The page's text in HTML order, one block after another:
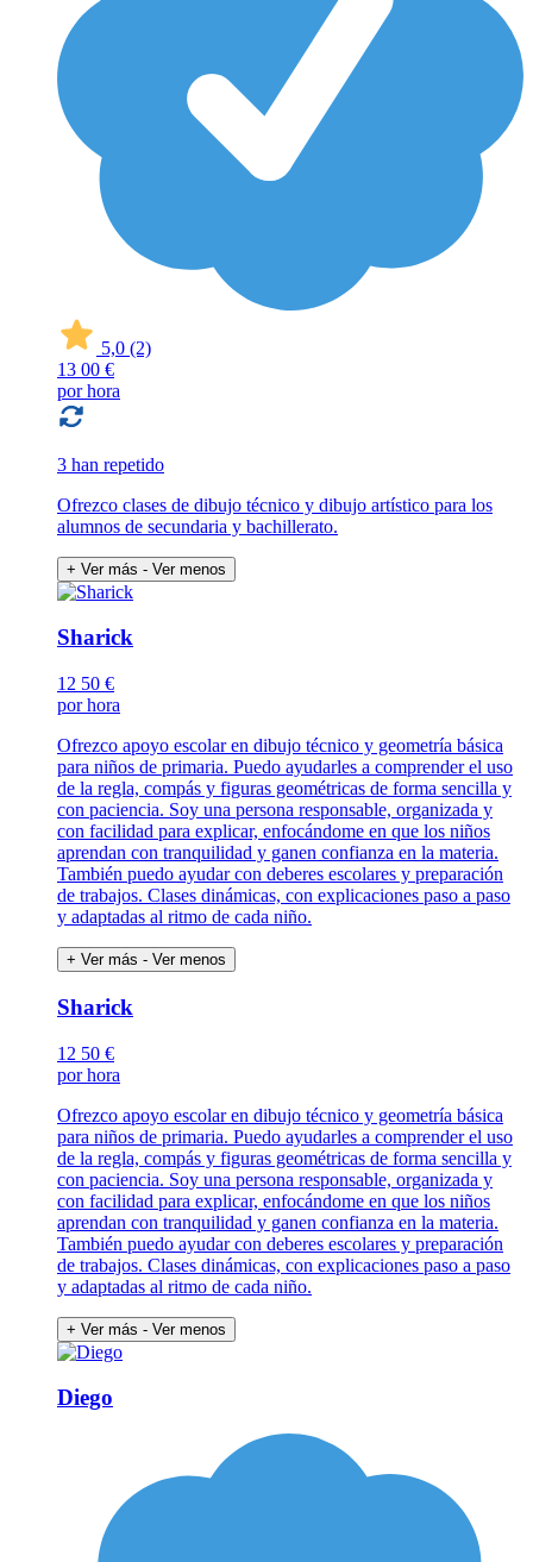
5,0 (2)
13 00 €
por hora
3 han repetido
Ofrezco clases de dibujo técnico y dibujo artístico para los
alumnos de secundaria y bachillerato.
+ Ver más - Ver menos
Sharick
12 50 €
por hora
Ofrezco apoyo escolar en dibujo técnico y geometría básica
para niños de primaria. Puedo ayudarles a comprender el uso
de la regla, compás y figuras geométricas de forma sencilla y
con paciencia. Soy una persona responsable, organizada y
con facilidad para explicar, enfocándome en que los niños
aprendan con tranquilidad y ganen confianza en la materia.
También puedo ayudar con deberes escolares y preparación
de trabajos. Clases dinámicas, con explicaciones paso a paso
y adaptadas al ritmo de cada niño.
+ Ver más - Ver menos
Sharick
12 50 €
por hora
Ofrezco apoyo escolar en dibujo técnico y geometría básica
para niños de primaria. Puedo ayudarles a comprender el uso
de la regla, compás y figuras geométricas de forma sencilla y
con paciencia. Soy una persona responsable, organizada y
con facilidad para explicar, enfocándome en que los niños
aprendan con tranquilidad y ganen confianza en la materia.
También puedo ayudar con deberes escolares y preparación
de trabajos. Clases dinámicas, con explicaciones paso a paso
y adaptadas al ritmo de cada niño.
+ Ver más - Ver menos
Diego